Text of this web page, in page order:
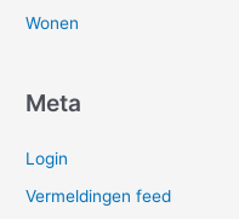
Wonen
Meta
Login
Vermeldingen feed